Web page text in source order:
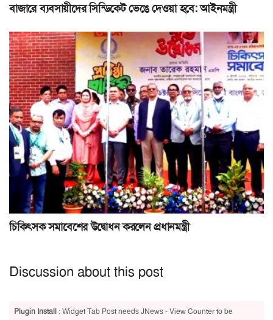
বাজারে ব্যবসায়ীদের সিন্ডিকেট ভেঙে দেওয়া হবে: আইনমন্ত্রী
চিকিৎসক সমাবেশের উদ্বোধন করলেন প্রধানমন্ত্রী
Discussion about this post
Plugin Install : Widget Tab Post needs JNews - View Counter to be